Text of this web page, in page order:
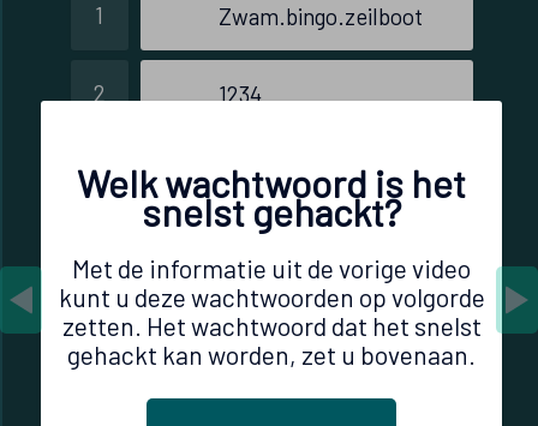
Welk wachtwoord is het
snelst gehackt?
Met de informatie uit de vorige video
kunt u deze wachtwoorden op volgorde
zetten. Het wachtwoord dat het snelst
gehackt kan worden, zet u bovenaan.
1
2
3
5
Zwam.bingo.zeilboot
1234
#G3h3!m$
Mountainbike94